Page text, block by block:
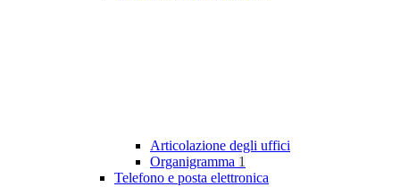
Articolazione degli uffici
Organigramma 1
Telefono e posta elettronica